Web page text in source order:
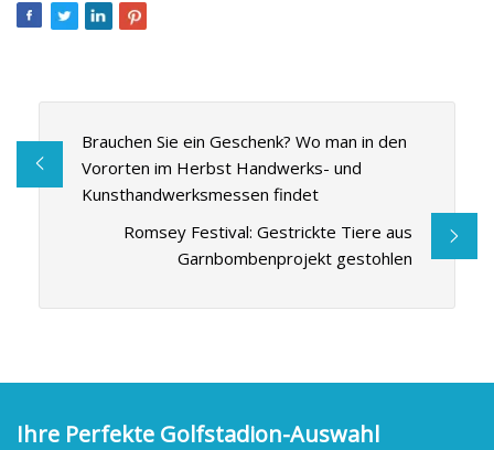
Brauchen Sie ein Geschenk? Wo man in den
Vororten im Herbst Handwerks- und
Kunsthandwerksmessen findet
Romsey Festival: Gestrickte Tiere aus
Garnbombenprojekt gestohlen
Ihre Perfekte Golfstadion-Auswahl